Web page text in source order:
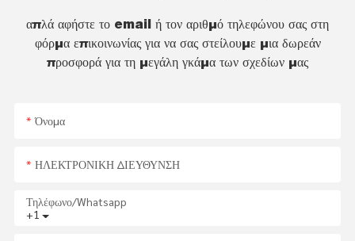
απλά αφήστε το email ή τον αριθμό τηλεφώνου σας στη
φόρμα επικοινωνίας για να σας στείλουμε μια δωρεάν
προσφορά για τη μεγάλη γκάμα των σχεδίων μας
Όνομα
ΗΛΕΚΤΡΟΝΙΚΗ ΔΙΕΥΘΥΝΣΗ
+1
Τηλέφωνο/whatsapp